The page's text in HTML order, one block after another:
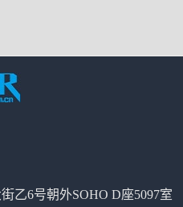
乙6号朝外SOHO D座5097室